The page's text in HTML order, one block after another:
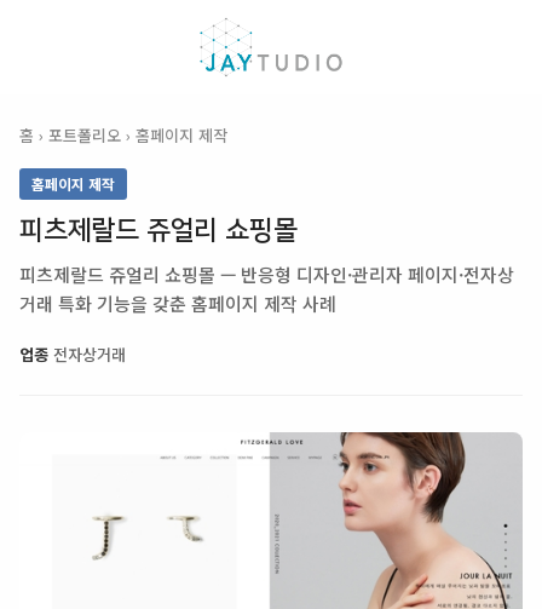
홈 › 포트폴리오 › 홈페이지 제작
홈페이지 제작
피츠제랄드 쥬얼리 쇼핑몰
피츠제랄드 쥬얼리 쇼핑몰 — 반응형 디자인·관리자 페이지·전자상
거래 특화 기능을 갖춘 홈페이지 제작 사례
업종 전자상거래